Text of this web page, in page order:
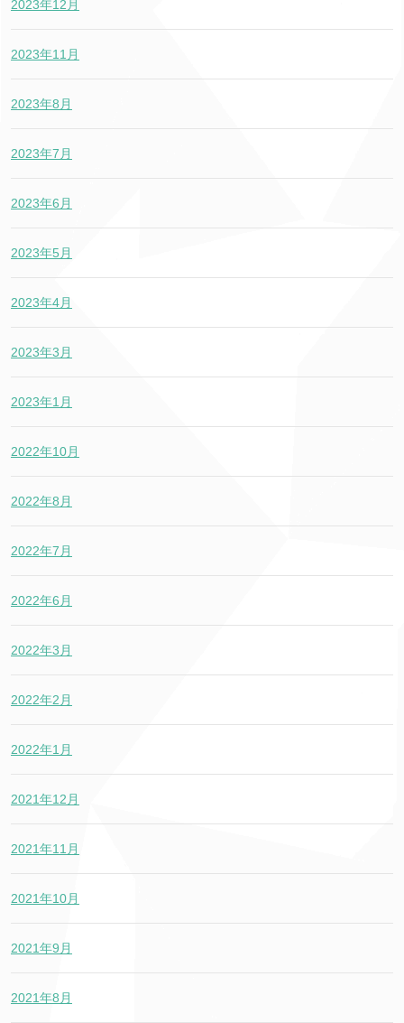
2023年12月
2023年11月
2023年8月
2023年7月
2023年6月
2023年5月
2023年4月
2023年3月
2023年1月
2022年10月
2022年8月
2022年7月
2022年6月
2022年3月
2022年2月
2022年1月
2021年12月
2021年11月
2021年10月
2021年9月
2021年8月